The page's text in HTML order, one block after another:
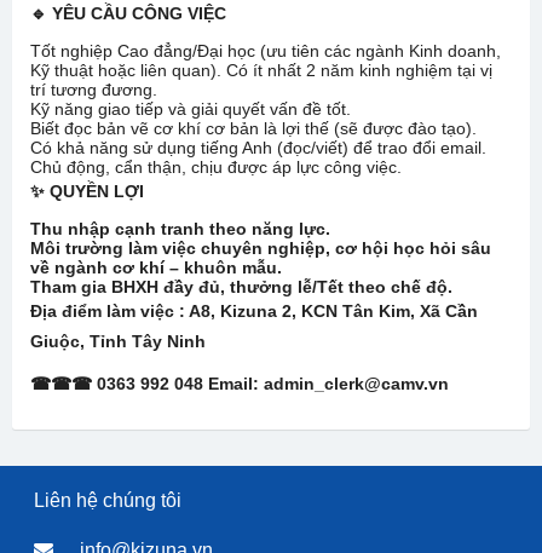
🔹 YÊU CẦU CÔNG VIỆC
Tốt nghiệp Cao đẳng/Đại học (ưu tiên các ngành Kinh doanh,
Kỹ thuật hoặc liên quan). Có ít nhất 2 năm kinh nghiệm tại vị
trí tương đương.
Kỹ năng giao tiếp và giải quyết vấn đề tốt.
Biết đọc bản vẽ cơ khí cơ bản là lợi thế (sẽ được đào tạo).
Có khả năng sử dụng tiếng Anh (đọc/viết) để trao đổi email.
Chủ động, cẩn thận, chịu được áp lực công việc.
✨ QUYỀN LỢI
Thu nhập cạnh tranh theo năng lực.
Môi trường làm việc chuyên nghiệp, cơ hội học hỏi sâu
về ngành cơ khí – khuôn mẫu.
Tham gia BHXH đầy đủ, thưởng lễ/Tết theo chế độ.
Địa điểm làm việc : A8, Kizuna 2, KCN Tân Kim, Xã Cần
Giuộc, Tỉnh Tây Ninh
☎☎☎ 0363 992 048 Email: admin_clerk@camv.vn
Liên hệ chúng tôi